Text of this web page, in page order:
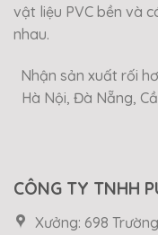
vật liệu PVC bền và
nhau.
Nhận sản xuất rối
Hà Nội, Đà Nẵng,
CÔNG TY TNHH
Xưởng: 698